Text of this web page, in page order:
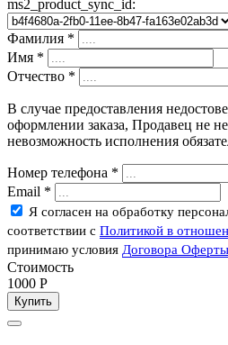
ms2_product_sync_id:
Фамилия *
Имя *
Отчество *
В случае предоставления
оформлении заказа, Продавец не
невозможность исполнения
Номер телефона *
Email *
Я согласен на обработку
соответствии с Политикой в
принимаю условия Договора Оферты
Стоимость
1000 P
Купить